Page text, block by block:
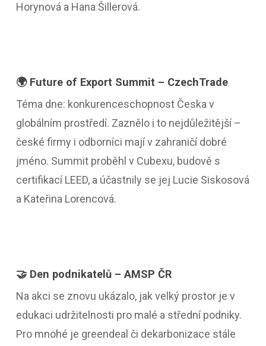
Horynová a Hana Šillerová.
🌍 Future of Export Summit – CzechTrade
Téma dne: konkurenceschopnost Česka v
globálním prostředí. Zaznělo i to nejdůležitější –
české firmy i odborníci mají v zahraničí dobré
jméno. Summit proběhl v Cubexu, budově s
certifikací LEED, a účastnily se jej Lucie Siskosová
a Kateřina Lorencová.
🤝 Den podnikatelů – AMSP ČR
Na akci se znovu ukázalo, jak velký prostor je v
edukaci udržitelnosti pro malé a střední podniky.
Pro mnohé je greendeal či dekarbonizace stále